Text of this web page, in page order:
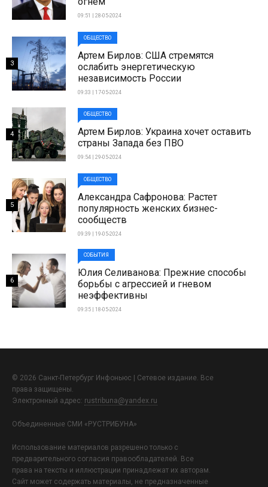
09:51 | 28-05-2024
ОБЩЕСТВО
Артем Бирлов: США стремятся
ослабить энергетическую
независимость России
09:33 | 17-05-2024
3
ОБЩЕСТВО
Артем Бирлов: Украина хочет оставить
страны Запада без ПВО
09:54 | 29-05-2024
4
ОБЩЕСТВО
Александра Сафронова: Растет
популярность женских бизнес-
сообществ
09:39 | 19-05-2024
5
СОБЫТИЯ
Юлия Селиванова: Прежние способы
борьбы с агрессией и гневом
неэффективны
09:35 | 18-05-2024
6
© 2026 Санкт-Петербург Инфоньюс | Сетевое издание. Все
права защищены.
Электронный адрес: rustribuna@yandex.ru
Объединенные СМИ «РУСТРИБУНА»
Использование материалов разрешено только с
предварительного согласия правообладателей. Все
права на тексты и иллюстрации принадлежат их авторам.
Сайт может содержать материалы, не предназначенные